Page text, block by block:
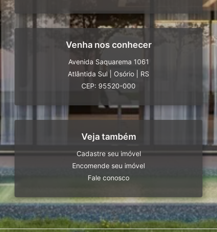
Venha nos conhecer
Avenida Saquarema 1061
Atlântida Sul
Osório
RS
CEP: 95520-000
Veja também
Cadastre seu imóvel
Encomende seu imóvel
Fale conosco